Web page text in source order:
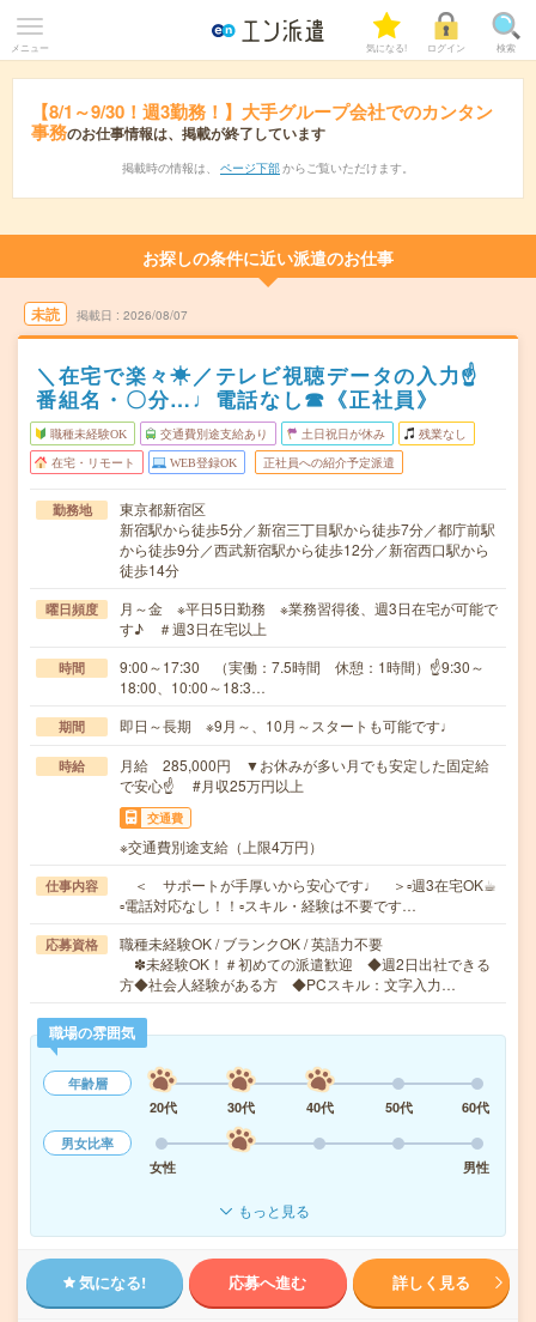
メニュー 気になる! ログイン 検索
【8/1～9/30！週3勤務！】大手グループ会社でのカンタン
事務のお仕事情報は、掲載が終了しています
掲載時の情報は、 ページ下部 からご覧いただけます。
お探しの条件に近い派遣のお仕事
未読 掲載日 2026/08/07
＼在宅で楽々☀／テレビ視聴データの入力☝
番組名・〇分…♩電話なし☎《正社員》
職種未経験OK 交通費別途支給あり 土日祝日が休み 残業なし
在宅・リモート WEB登録OK 正社員への紹介予定派遣
勤務地
東京都新宿区
新宿駅から徒歩5分／新宿三丁目駅から徒歩7分／都庁前駅
から徒歩9分／西武新宿駅から徒歩12分／新宿西口駅から
徒歩14分
曜日頻度
月～金 ※平日5日勤務 ※業務習得後、週3日在宅が可能で
す♪ ＃週3日在宅以上
時間
9:00～17:30 （実働：7.5時間 休憩：1時間）☝9:30～
18:00、10:00～18:3…
期間 即日～長期 ※9月～、10月～スタートも可能です♩
時給
月給 285,000円 ▼お休みが多い月でも安定した固定給
で安心☝ #月収25万円以上
交通費
※交通費別途支給（上限4万円）
仕事内容
＜ サポートが手厚いから安心です♩ ＞▫週3在宅OK☕︎
▫電話対応なし！！▫スキル・経験は不要です…
応募資格
職種未経験OK / ブランクOK / 英語力不要
✽未経験OK！＃初めての派遣歓迎 ◆週2日出社できる
方◆社会人経験がある方 ◆PCスキル：文字入力…
職場の雰囲気
年齢層
20代
30代 40代 50代
60代
男女比率
女性
男性
もっと見る
気になる! 応募へ進む 詳しく見る